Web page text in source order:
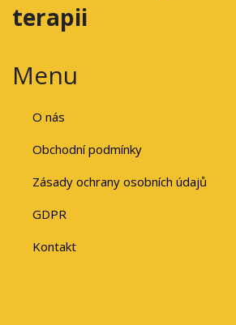
terapii
Menu
O nás
Obchodní podmínky
Zásady ochrany osobních údajů
GDPR
Kontakt